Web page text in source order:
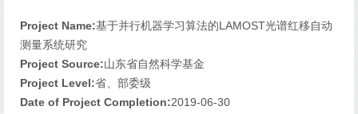
Project Name:基于并行机器学习算法的LAMOST光谱红移自动
测量系统研究
Project Source:山东省自然科学基金
Project Level:省、部委级
Date of Project Completion:2019-06-30